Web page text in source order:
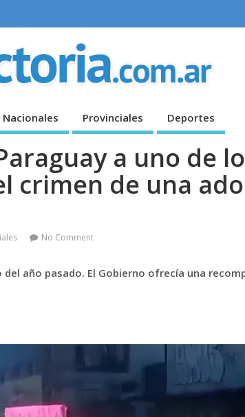
Nacionales Provinciales Deportes
a uno de
crimen de una
No Comment
año pasado. El Gobierno ofrecía una